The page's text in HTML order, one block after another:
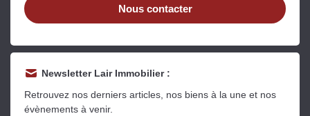
Nous contacter
Newsletter Lair Immobilier :
Retrouvez nos derniers articles, nos biens à la une et nos
évènements à venir.